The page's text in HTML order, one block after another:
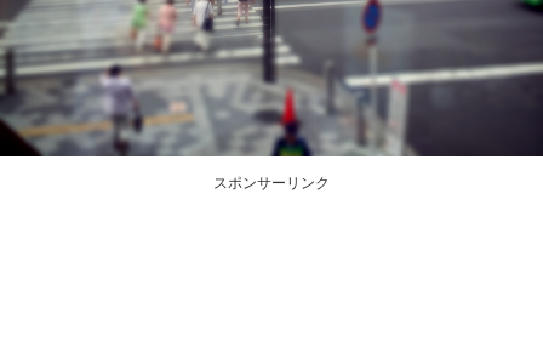
スポンサーリンク